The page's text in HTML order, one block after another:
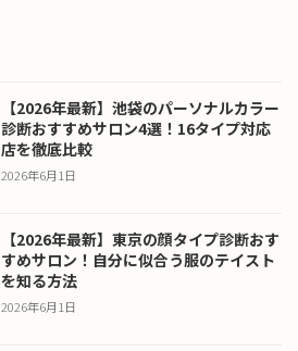
【2026年最新】池袋のパーソナルカラー
診断おすすめサロン4選！16タイプ対応
店を徹底比較
2026年6月1日
【2026年最新】東京の顔タイプ診断おす
すめサロン！自分に似合う服のテイスト
を知る方法
2026年6月1日